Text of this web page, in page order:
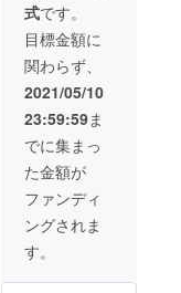
送「イブニ
ング５時」
生電話
平成25年 6
月27日
ミヤギテレ
ビの「Oh!バ
ンデス」
平成25年 7
月15日
TBCテレビ
ルーズ
③正午
～午後2
時：昼
食(牡蠣
及び季
節折々
の食材
でお任
せ！) ④
桂島発
午後2時
31分～
ト塩釜
帰り頂
きま
す。(但
し天
候、波
良好) ②
1泊2
日、2名
となり
ます。
(3名以
上は1名
に付き
りま
式です。
目標金額に
関わらず、
2021/05/10
23:59:59ま
でに集まっ
た金額が
ファンディ
ングされま
す。